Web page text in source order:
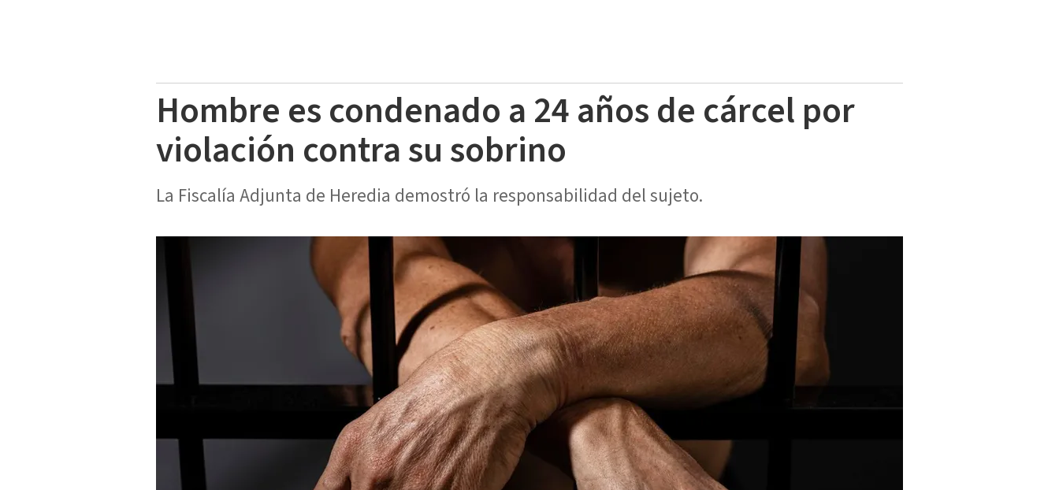
Hombre es condenado a 24 años de cárcel por
violación contra su sobrino
La Fiscalía Adjunta de Heredia demostró la responsabilidad del sujeto.